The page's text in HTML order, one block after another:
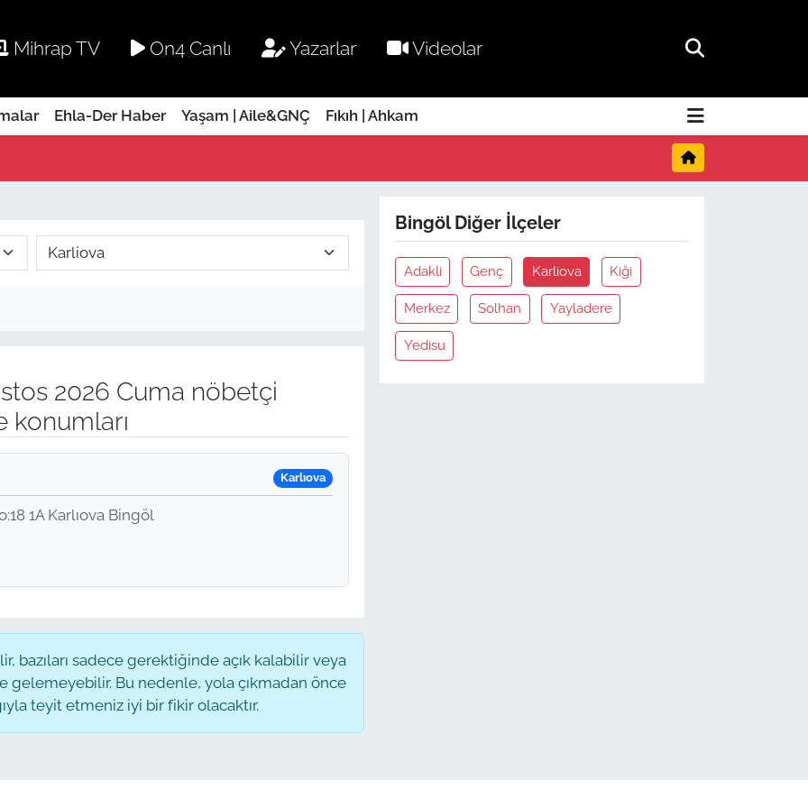
Mihrap TV On4 Canlı Yazarlar Videolar
Ehla-Der Haber Yaşam | Aile&GNÇ Fıkıh | Ahkam
2026 Cuma nöbetçi
konumları
Karlıova
1A Karlıova Bingöl
bazıları sadece gerektiğinde açık kalabilir veya
Bu nedenle, yola çıkmadan önce
teyit etmeniz iyi bir fikir olacaktır.
Bingöl Diğer İlçeler
Adakli Genç Karliova Kiği
Merkez Solhan Yayladere
Yedisu